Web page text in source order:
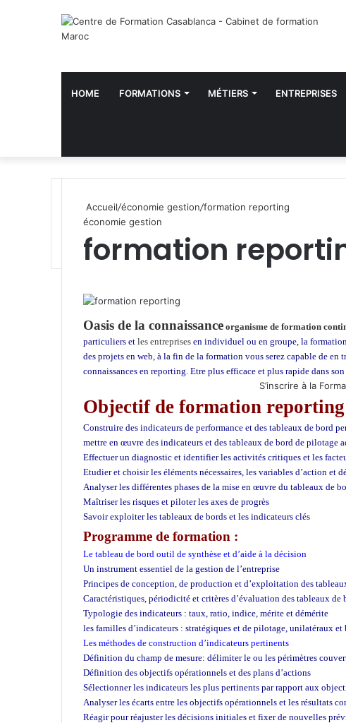
HOME FORMATIONS MÉTIERS ENTREPRISES
Accueil/économie gestion/formation reporting
économie gestion
formation
h
a
t
A
Oasis de la connaissance organisme de formation
particuliers et les entreprises en individuel ou en groupe, la
des projets en web, à la fin de la formation vous serez capable de en
connaissances en reporting. Etre plus efficace et plus rapide dans
S’inscrire à la
Objectif de formation
Construire des indicateurs de performance et des tableaux de bord
mettre en œuvre des indicateurs et des tableaux de bord de pilotage
Effectuer un diagnostic et identifier les activités critiques et les
Etudier et choisir les éléments nécessaires, les variables d’action et
Analyser les différentes phases de la mise en œuvre du tableaux de
Maîtriser les risques et piloter les axes de progrès
Savoir exploiter les tableaux de bords et les indicateurs clés
Programme de formation :
Le tableau de bord outil de synthèse et d’aide à la décision
Un instrument essentiel de la gestion de l’entreprise
Principes de conception, de production et d’exploitation des
Caractéristiques, périodicité et critères d’évaluation des tableaux de
Typologie des indicateurs : taux, ratio, indice, mérite et démérite
les familles d’indicateurs : stratégiques et de pilotage, unilatéraux
Les méthodes de construction d’indicateurs pertinents
Définition du champ de mesure: délimiter le ou les périmètres
Définition des objectifs opérationnels et des plans d’actions
Sélectionner les indicateurs les plus pertinents par rapport aux
Analyser les écarts entre les objectifs opérationnels et les résultats
Réagir pour réajuster les décisions initiales et fixer de nouvelles